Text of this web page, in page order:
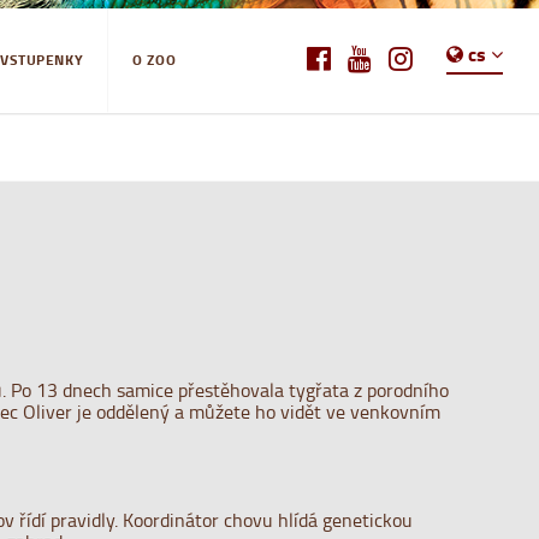
O ZOO cs
13 dnech samice přestěhovala tygřata z porodního
Oliver je oddělený a můžete ho vidět ve venkovním
řídí pravidly. Koordinátor chovu hlídá genetickou